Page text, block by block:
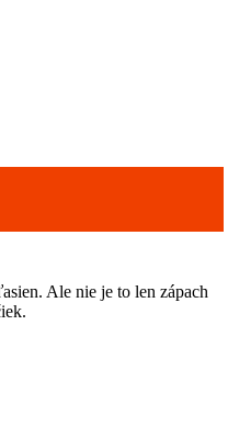
Ale nie je to len zápach